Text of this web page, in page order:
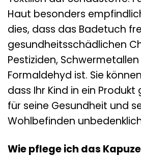
Haut besonders
dies, dass das Badetuch
gesundheitsschädlichen
Pestiziden,
Formaldehyd ist. Sie
dass Ihr Kind in ein
für seine Gesundheit und
Wohlbefinden
Wie pflege ich das